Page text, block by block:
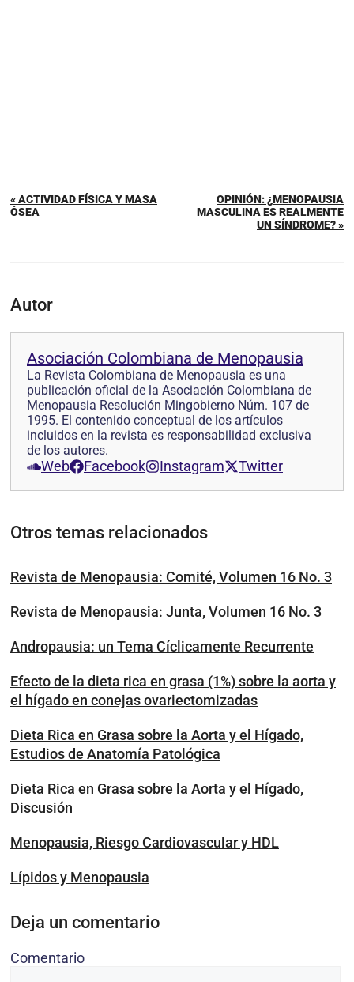
« ACTIVIDAD FÍSICA Y MASA
ÓSEA
OPINIÓN: ¿MENOPAUSIA
MASCULINA ES REALMENTE
UN SÍNDROME? »
Autor
Asociación Colombiana de Menopausia
La Revista Colombiana de Menopausia es una
publicación oficial de la Asociación Colombiana de
Menopausia Resolución Mingobierno Núm. 107 de
1995. El contenido conceptual de los artículos
incluidos en la revista es responsabilidad exclusiva
de los autores.
Web Facebook Instagram Twitter
Otros temas relacionados
Revista de Menopausia: Comité, Volumen 16 No. 3
Revista de Menopausia: Junta, Volumen 16 No. 3
Andropausia: un Tema Cíclicamente Recurrente
Efecto de la dieta rica en grasa (1%) sobre la aorta y
el hígado en conejas ovariectomizadas
Dieta Rica en Grasa sobre la Aorta y el Hígado,
Estudios de Anatomía Patológica
Dieta Rica en Grasa sobre la Aorta y el Hígado,
Discusión
Menopausia, Riesgo Cardiovascular y HDL
Lípidos y Menopausia
Deja un comentario
Comentario